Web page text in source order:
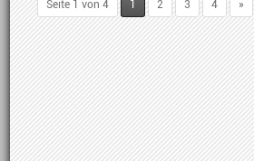
Seite 1 von 4 1 2 3 4 »